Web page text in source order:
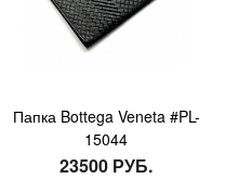
Папка Bottega Veneta #PL-
15044
23500 РУБ.